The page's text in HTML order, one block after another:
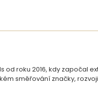
roku 2016, kdy započal
směřování značky,